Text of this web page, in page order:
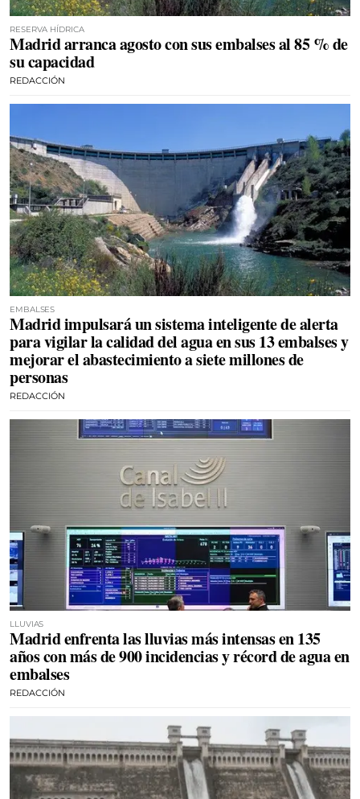
RESERVA HÍDRICA
Madrid arranca agosto con sus embalses al 85 % de
su capacidad
REDACCIÓN
EMBALSES
Madrid impulsará un sistema inteligente de alerta
para vigilar la calidad del agua en sus 13 embalses y
mejorar el abastecimiento a siete millones de
personas
REDACCIÓN
LLUVIAS
Madrid enfrenta las lluvias más intensas en 135
años con más de 900 incidencias y récord de agua en
embalses
REDACCIÓN